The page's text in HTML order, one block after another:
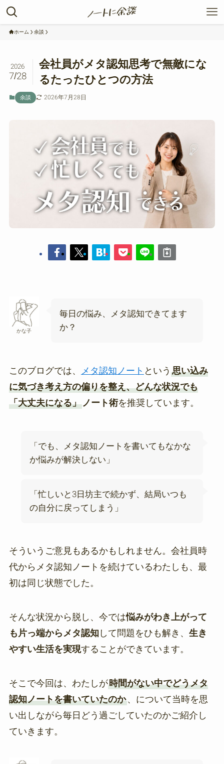
ホーム 余談
会社員がメタ認知思考で無敵にな
るたったひとつの方法
2026
7/28
余談 2026年7月28日
かな子
毎日の悩み、メタ認知できてます
か？
このブログでは、 メタ認知ノート という 思い込み
に気づき考え方の偏りを整え、どんな状況でも
「大丈夫になる」ノート術を推奨しています。
「でも、メタ認知ノートを書いてもなかな
か悩みが解決しない」
「忙しいと3日坊主で続かず、結局いつも
の自分に戻ってしまう」
そういうご意見もあるかもしれません。会社員時
代からメタ認知ノートを続けているわたしも、最
初は同じ状態でした。
そんな状況から脱し、今では悩みがわき上がって
も片っ端からメタ認知 して問題をひも解き、 生き
やすい生活を実現することができています。
そこで今回は、わたしが時間がない中でどうメタ
認知ノートを書いていたのか、について当時を思
い出しながら毎日どう過ごしていたのかご紹介し
ていきます。